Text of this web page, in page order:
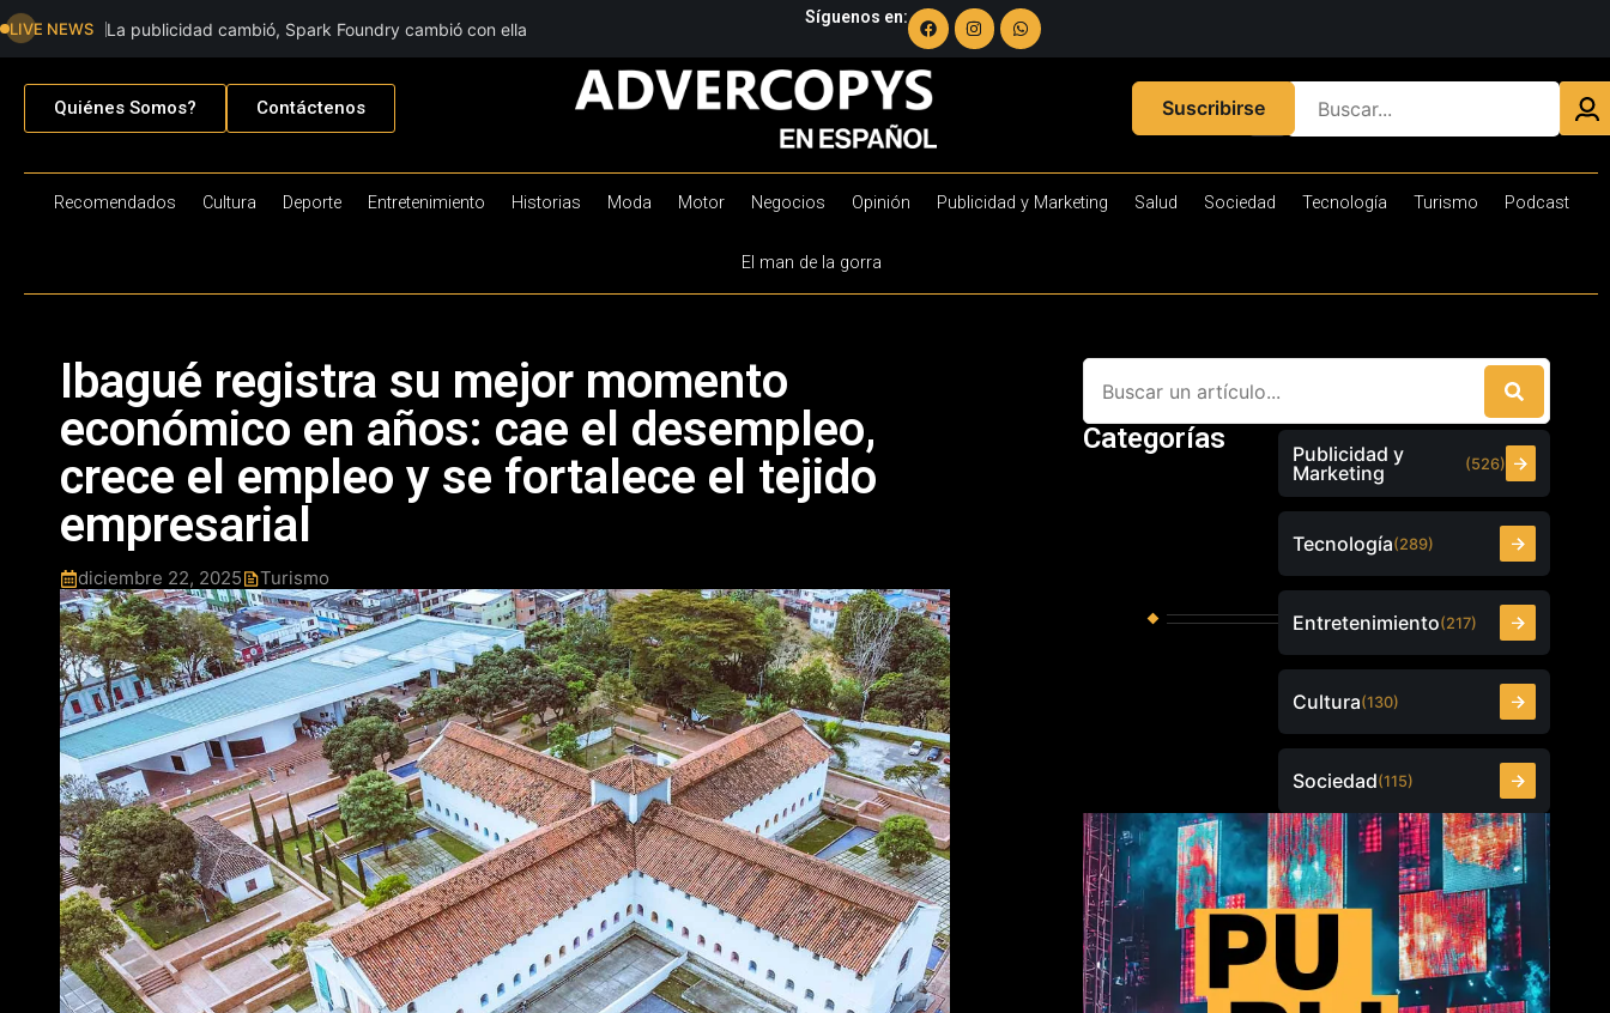
LIVE NEWS La publicidad cambió, Spark Foundry cambió con ella
Síguenos en:
Quiénes Somos? Contáctenos Suscribirse
Recomendados Cultura Deporte Entretenimiento Historias Moda Motor Negocios Opinión Publicidad y Marketing Salud Sociedad Tecnología Turismo Podcast
El man de la gorra
Ibagué registra su mejor momento
económico en años: cae el desempleo,
crece el empleo y se fortalece el tejido
empresarial
diciembre 22, 2025 Turismo
Categorías
Publicidad y
Marketing
(526)
Tecnología(289)
Entretenimiento(217)
Cultura(130)
Sociedad(115)